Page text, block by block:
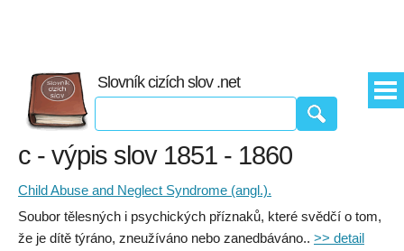
Slovník cizích slov .net
c - výpis slov 1851 - 1860
Child Abuse and Neglect Syndrome (angl.).
Soubor tělesných i psychických příznaků, které svědčí o tom,
že je dítě týráno, zneužíváno nebo zanedbáváno.. >> detail